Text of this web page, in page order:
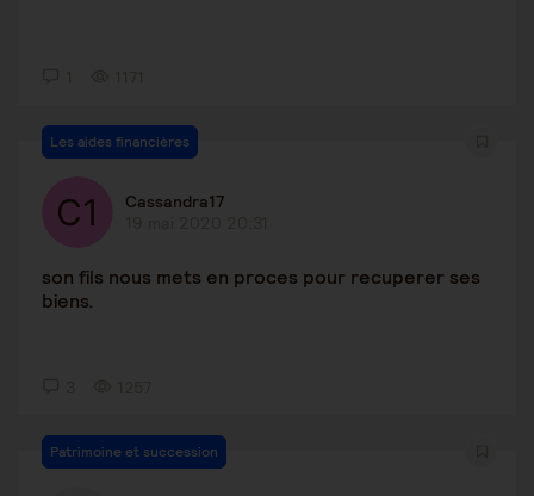
Les aides financières
Cassandra17
son fils nous mets en proces pour recuperer ses
biens.
Patrimoine et succession